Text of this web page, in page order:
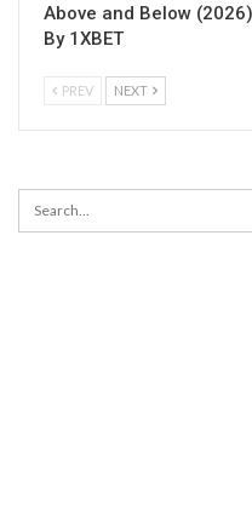
Above and Below (2026)
By 1XBET
PREV NEXT